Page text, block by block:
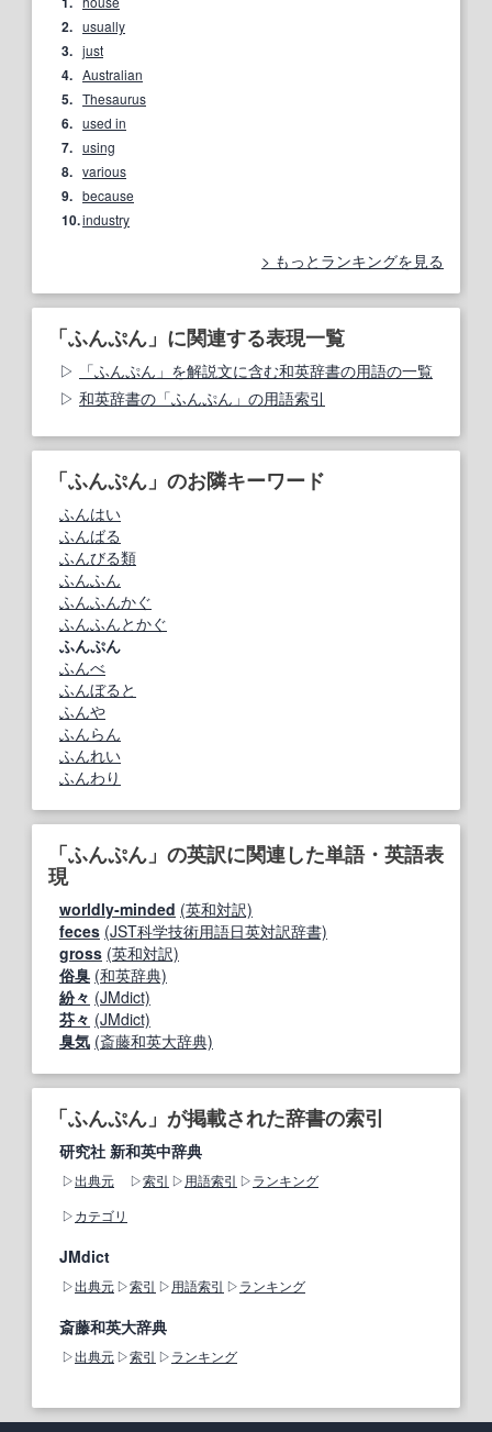
2. usually
3. just
4. Australian
5. Thesaurus
6. used in
7. using
8. various
9. because
10.industry
もっとランキングを見る
「ふんぷん」に関連する表現一覧
「ふんぷん」を解説文に含む和英辞書の用語の一覧
和英辞書の「ふんぷん」の用語索引
「ふんぷん」のお隣キーワード
ふんはい
ふんばる
ふんびる類
ふんふん
ふんふんかぐ
ふんふんとかぐ
ふんぷん
ふんべ
ふんぼると
ふんや
ふんらん
ふんれい
ふんわり
「ふんぷん」の英訳に関連した単語・英語表
現
worldly‐minded (英和対訳)
feces (JST科学技術用語日英対訳辞書)
gross (英和対訳)
俗臭 (和英辞典)
紛々 (JMdict)
芬々 (JMdict)
臭気 (斎藤和英大辞典)
「ふんぷん」が掲載された辞書の索引
研究社 新和英中辞典
出典元 索引 用語索引
ランキング
カテゴリ
JMdict
出典元 索引 用語索引 ランキング
斎藤和英大辞典
出典元 索引 ランキング